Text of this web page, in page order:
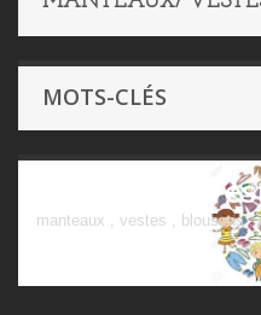
MOTS-CLÉS
Manteaux/
manteaux , vestes , blousons ,